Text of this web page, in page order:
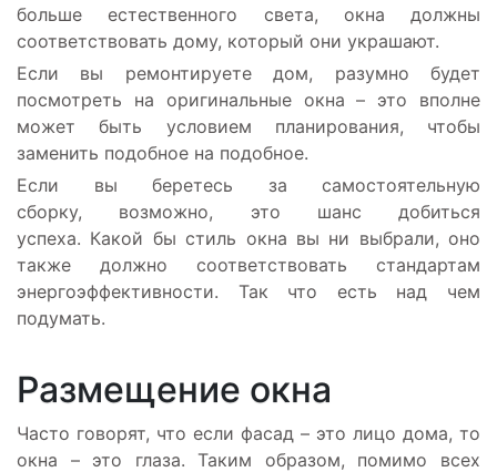
больше естественного света, окна должны
соответствовать дому, который они украшают.
Если вы ремонтируете дом, разумно будет
посмотреть на оригинальные окна – это вполне
может быть условием планирования, чтобы
заменить подобное на подобное.
Если вы беретесь за самостоятельную
сборку, возможно, это шанс добиться
успеха. Какой бы стиль окна вы ни выбрали, оно
также должно соответствовать стандартам
энергоэффективности. Так что есть над чем
подумать.
Размещение окна
Часто говорят, что если фасад – это лицо дома, то
окна – это глаза. Таким образом, помимо всех